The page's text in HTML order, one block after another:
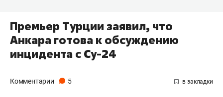
Премьер Турции заявил, что
Анкара готова к обсуждению
инцидента с Су-24
Комментарии 5